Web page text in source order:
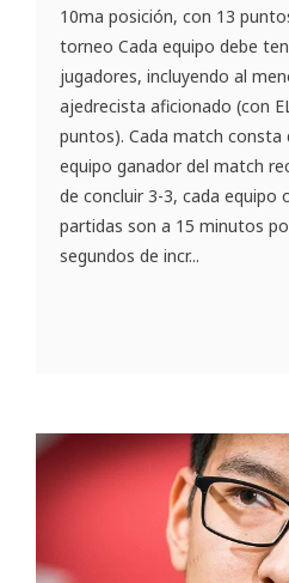
10ma posición, con 13
torneo Cada equipo debe
jugadores, incluyendo al
ajedrecista aficionado (con
puntos). Cada match consta
equipo ganador del match
de concluir 3-3, cada equipo
partidas son a 15 minutos
segundos de incr...